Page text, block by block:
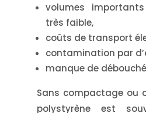
volumes
très faible,
coûts de transport
contamination par
manque de
Sans compactage ou
polystyrène est